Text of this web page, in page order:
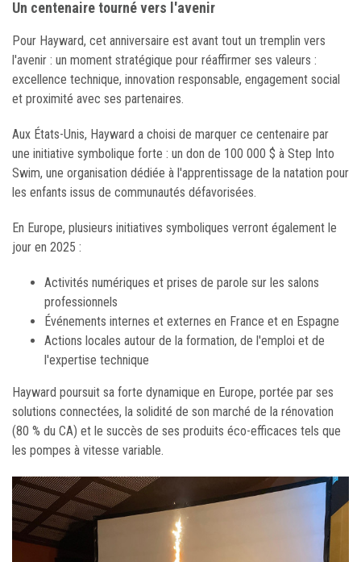
Un centenaire tourné vers l'avenir
Pour Hayward, cet anniversaire est avant tout un tremplin vers
l'avenir : un moment stratégique pour réaffirmer ses valeurs :
excellence technique, innovation responsable, engagement social
et proximité avec ses partenaires.
Aux États-Unis, Hayward a choisi de marquer ce centenaire par
une initiative symbolique forte : un don de 100 000 $ à Step Into
Swim, une organisation dédiée à l'apprentissage de la natation pour
les enfants issus de communautés défavorisées.
En Europe, plusieurs initiatives symboliques verront également le
jour en 2025 :
Activités numériques et prises de parole sur les salons
professionnels
Événements internes et externes en France et en Espagne
Actions locales autour de la formation, de l'emploi et de
l'expertise technique
Hayward poursuit sa forte dynamique en Europe, portée par ses
solutions connectées, la solidité de son marché de la rénovation
(80 % du CA) et le succès de ses produits éco-efficaces tels que
les pompes à vitesse variable.